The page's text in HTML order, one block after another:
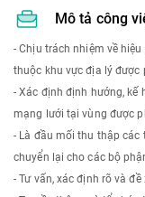
Mô tả công
- Chịu trách nhiệm về
thuộc khu vực địa lý được
- Xác định định hướng, kế
mạng lưới tại vùng được
- Là đầu mối thu thập các
chuyển lại cho các bộ
- Tư vấn, xác định rõ và